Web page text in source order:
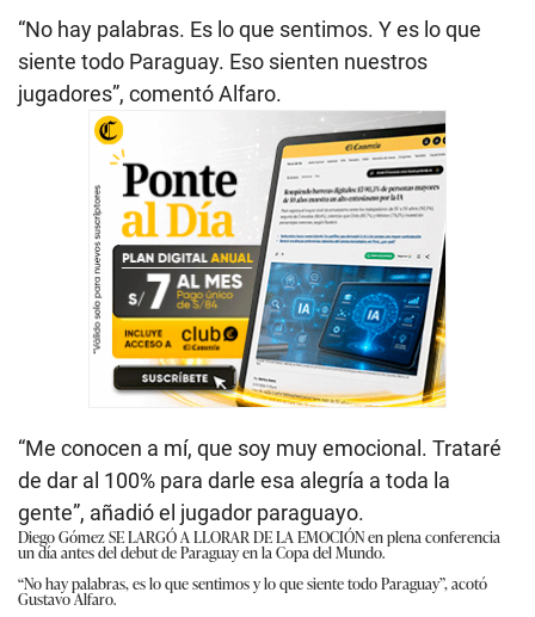
“No hay palabras. Es lo que sentimos. Y es lo que
siente todo Paraguay. Eso sienten nuestros
jugadores”, comentó Alfaro.
“Me conocen a mí, que soy muy emocional. Trataré
de dar al 100% para darle esa alegría a toda la
gente”, añadió el jugador paraguayo.
Diego Gómez SE LARGÓ A LLORAR DE LA EMOCIÓN en plena conferencia
un día antes del debut de Paraguay en la Copa del Mundo.
“No hay palabras, es lo que sentimos y lo que siente todo Paraguay”, acotó
Gustavo Alfaro.